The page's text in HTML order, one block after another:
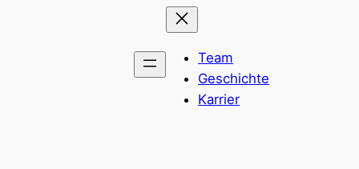
Team
Geschichte
Karrier